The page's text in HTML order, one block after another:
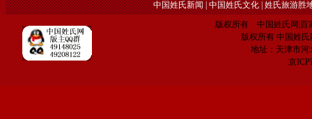
中国姓氏新闻|中国姓氏文化|姓氏旅游胜
版权所有 中国姓氏网|百
版权所有 中国姓氏
地址：天津市河
京ICP